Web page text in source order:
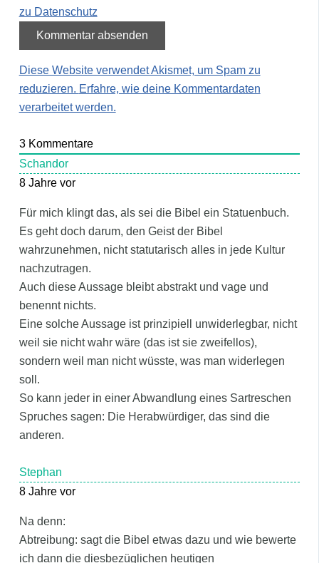
zu Datenschutz
Diese Website verwendet Akismet, um Spam zu
reduzieren. Erfahre, wie deine Kommentardaten
verarbeitet werden.
3Kommentare
Schandor
8 Jahre vor
Für mich klingt das, als sei die Bibel ein Statuenbuch.
Es geht doch darum, den Geist der Bibel
wahrzunehmen, nicht statutarisch alles in jede Kultur
nachzutragen.
Auch diese Aussage bleibt abstrakt und vage und
benennt nichts.
Eine solche Aussage ist prinzipiell unwiderlegbar, nicht
weil sie nicht wahr wäre (das ist sie zweifellos),
sondern weil man nicht wüsste, was man widerlegen
soll.
So kann jeder in einer Abwandlung eines Sartreschen
Spruches sagen: Die Herabwürdiger, das sind die
anderen.
Stephan
8 Jahre vor
Na denn:
Abtreibung: sagt die Bibel etwas dazu und wie bewerte
ich dann die diesbezüglichen heutigen